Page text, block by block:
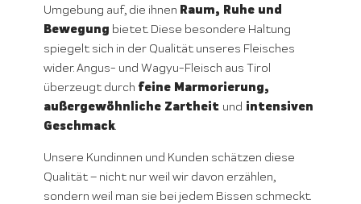
Umgebung auf, die ihnen Raum, Ruhe und
Bewegung bietet. Diese besondere Haltung
spiegelt sich in der Qualität unseres Fleisches
wider. Angus- und Wagyu-Fleisch aus Tirol
überzeugt durch feine Marmorierung,
außergewöhnliche Zartheit und intensiven
Geschmack.
Unsere Kundinnen und Kunden schätzen diese
Qualität – nicht nur weil wir davon erzählen,
sondern weil man sie bei jedem Bissen schmeckt.